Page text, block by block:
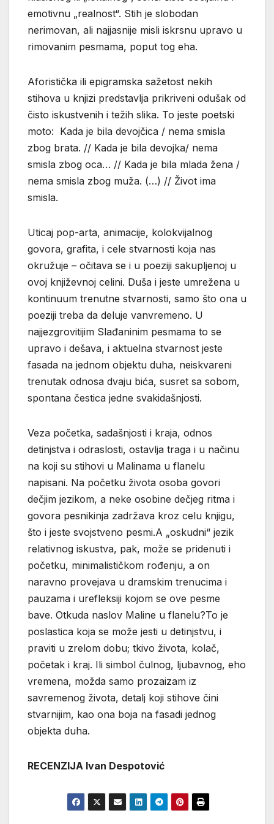
emotivnu „realnost“. Stih je slobodan
nerimovan, ali najjasnije misli iskrsnu upravo u
rimovanim pesmama, poput tog eha.
Aforistička ili epigramska sažetost nekih
stihova u knjizi predstavlja prikriveni odušak od
čisto iskustvenih i težih slika. To jeste poetski
moto: Kada je bila devojčica / nema smisla
zbog brata. // Kada je bila devojka/ nema
smisla zbog oca… // Kada je bila mlada žena /
nema smisla zbog muža. (…) // Život ima
smisla.
Uticaj pop-arta, animacije, kolokvijalnog
govora, grafita, i cele stvarnosti koja nas
okružuje – očitava se i u poeziji sakupljenoj u
ovoj književnoj celini. Duša i jeste umrežena u
kontinuum trenutne stvarnosti, samo što ona u
poeziji treba da deluje vanvremeno. U
najjezgrovitijim Slađaninim pesmama to se
upravo i dešava, i aktuelna stvarnost jeste
fasada na jednom objektu duha, neiskvareni
trenutak odnosa dvaju bića, susret sa sobom,
spontana čestica jedne svakidašnjosti.
Veza početka, sadašnjosti i kraja, odnos
detinjstva i odraslosti, ostavlja traga i u načinu
na koji su stihovi u Malinama u flanelu
napisani. Na početku života osoba govori
dečjim jezikom, a neke osobine dečjeg ritma i
govora pesnikinja zadržava kroz celu knjigu,
što i jeste svojstveno pesmi.A „oskudni“ jezik
relativnog iskustva, pak, može se pridenuti i
početku, minimalističkom rođenju, a on
naravno provejava u dramskim trenucima i
pauzama i urefleksiji kojom se ove pesme
bave. Otkuda naslov Maline u flanelu?To je
poslastica koja se može jesti u detinjstvu, i
praviti u zrelom dobu; tkivo života, kolač,
početak i kraj. Ili simbol čulnog, ljubavnog, eho
vremena, možda samo prozaizam iz
savremenog života, detalj koji stihove čini
stvarnijim, kao ona boja na fasadi jednog
objekta duha.
RECENZIJA Ivan Despotović